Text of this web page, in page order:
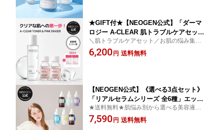
★GIFT付★【NEOGEN公式】「ダーマ
ロジー A-CLEAR 肌トラブルケアセット
(トナー150ml X ピンクイレイザー15ml*
2EA)】 赤み にきび 敏感肌 低刺激 角質
＼肌トラブルケアセット／お肌の悩み集中
ケア★
6,200円 送料無料
【NEOGEN公式】《選べる3点セット》
「リアルセラムシリーズ 全6種」エッセ
ンス 弾力 うるおい ビタミンC 低刺激
しっとり 美容 乾燥肌 敏感肌 コラーゲ
★送料無料★肌悩み別から選べる美容液6
種！
7,590円 送料無料